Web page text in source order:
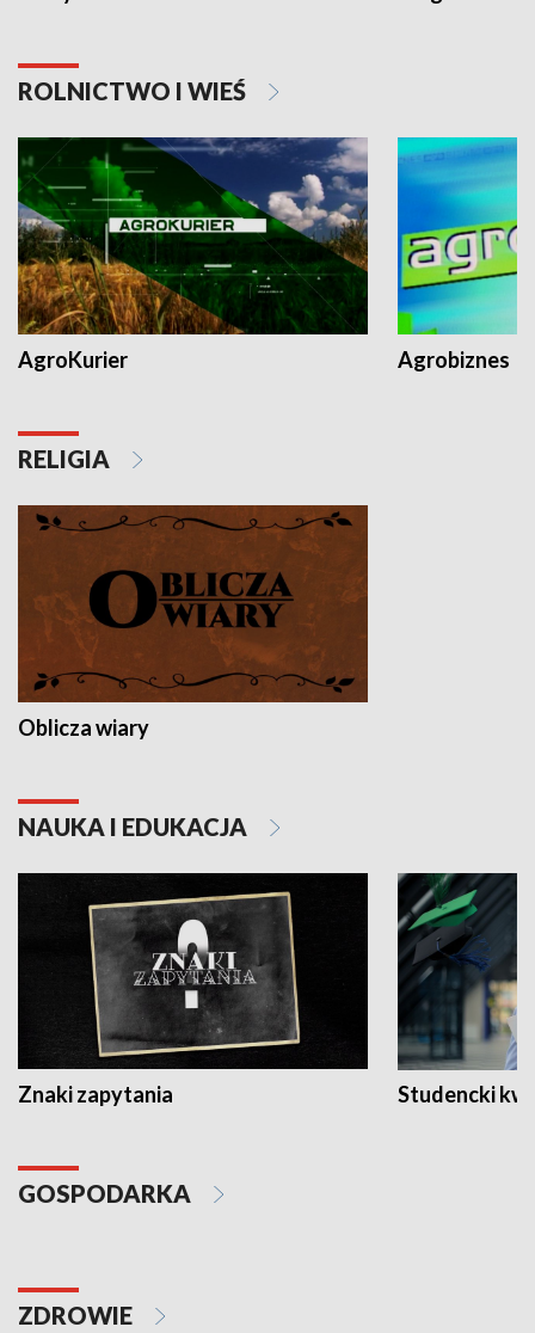
ROLNICTWO I WIEŚ
AgroKurier Agrobiznes
RELIGIA
Oblicza wiary
NAUKA I EDUKACJA
Znaki zapytania Studencki
GOSPODARKA
ZDROWIE